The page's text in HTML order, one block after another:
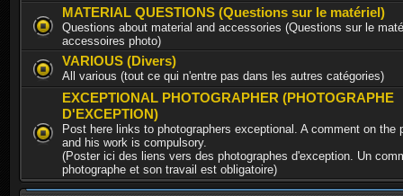
MATERIAL QUESTIONS (Questions sur le matériel)
Questions about material and accessories (Questions sur le
accessoires photo)
VARIOUS (Divers)
All various (tout ce qui n'entre pas dans les autres catégories)
EXCEPTIONAL PHOTOGRAPHER (PHOTOGRAPHE
D'EXCEPTION)
Post here links to photographers exceptional. A comment on the
and his work is compulsory.
(Poster ici des liens vers des photographes d'exception. Un
photographe et son travail est obligatoire)